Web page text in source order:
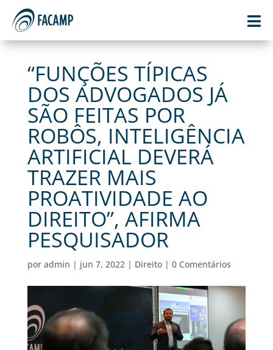

“FUNÇÕES TÍPICAS
DOS ADVOGADOS JÁ
SÃO FEITAS POR
ROBÔS, INTELIGÊNCIA
ARTIFICIAL DEVERÁ
TRAZER MAIS
PROATIVIDADE AO
DIREITO”, AFIRMA
PESQUISADOR
por admin | jun 7, 2022| Direito| 0 Comentários